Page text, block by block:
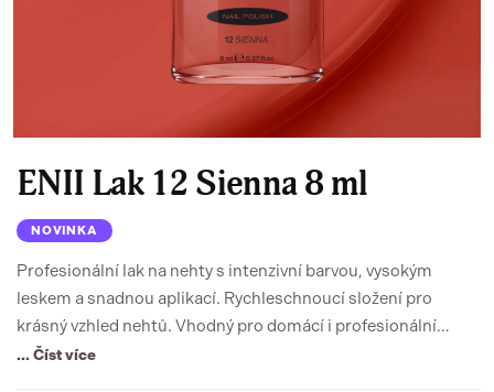
ENII Lak 12 Sienna 8 ml
NOVINKA
Profesionální lak na nehty s intenzivní barvou, vysokým
leskem a snadnou aplikací. Rychleschnoucí složení pro
krásný vzhled nehtů. Vhodný pro domácí i profesionální
použití.
... Číst více